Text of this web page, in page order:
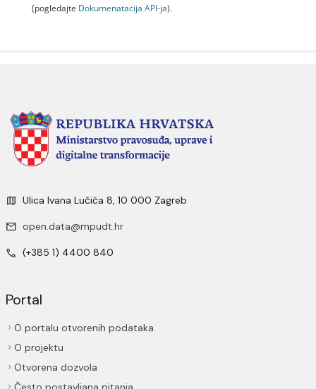
(pogledajte Dokumenаtаcijа API-jа).